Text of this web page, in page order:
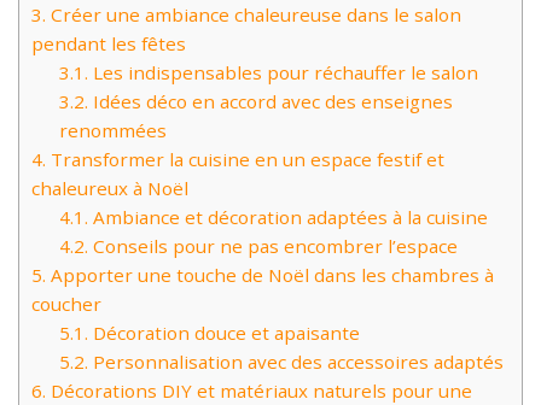
3. Créer une ambiance chaleureuse dans le salon
pendant les fêtes
3.1. Les indispensables pour réchauffer le salon
3.2. Idées déco en accord avec des enseignes
renommées
4. Transformer la cuisine en un espace festif et
chaleureux à Noël
4.1. Ambiance et décoration adaptées à la cuisine
4.2. Conseils pour ne pas encombrer l’espace
5. Apporter une touche de Noël dans les chambres à
coucher
5.1. Décoration douce et apaisante
5.2. Personnalisation avec des accessoires adaptés
6. Décorations DIY et matériaux naturels pour une